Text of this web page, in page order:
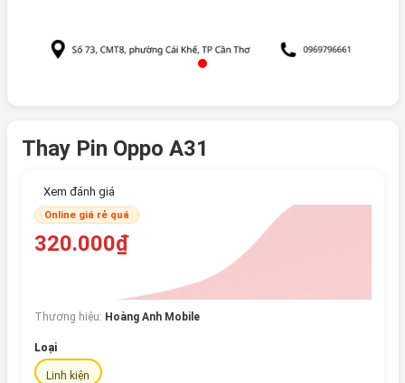
Thay Pin Oppo A31
Xem đánh giá
Online giá rẻ quá
320.000₫
Thương hiệu: Hoàng Anh Mobile
Loại
Linh kiện